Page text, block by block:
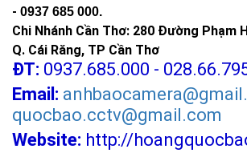
- 0937 685 000.
Chi Nhánh Cần Thơ: 280 Đường Phạm
Q. Cái Răng, TP Cần Thơ
ĐT: 0937.685.000 -
Email:
quocbao.cctv@gmail.com
Website: http://